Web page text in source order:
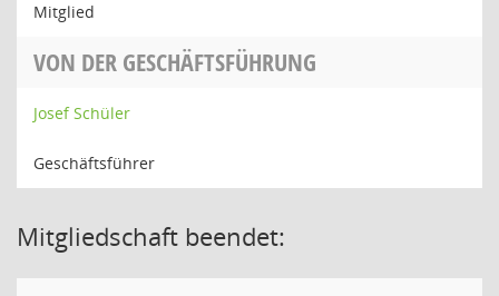
Mitglied
VON DER GESCHÄFTSFÜHRUNG
Josef Schüler
Geschäftsführer
Mitgliedschaft beendet: